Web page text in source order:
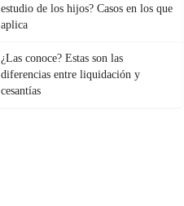
estudio de los hijos? Casos en los que
aplica
¿Las conoce? Estas son las
diferencias entre liquidación y
cesantías